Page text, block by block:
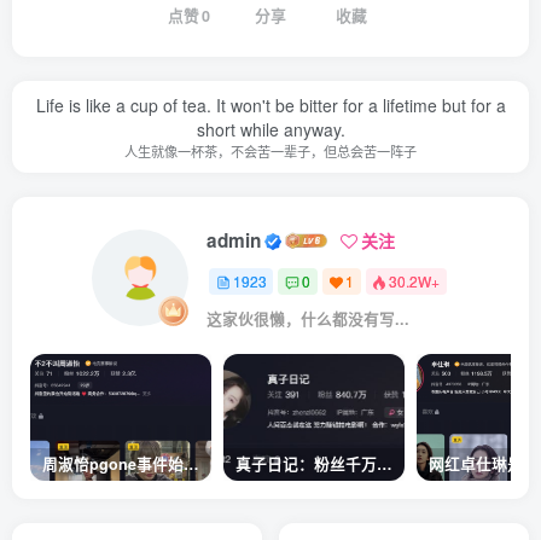
点赞0 分享 收藏
Life is like a cup of tea. It won't be bitter for a lifetime but for a
short while anyway.
人生就像一杯茶，不会苦一辈子，但总会苦一阵子
admin 关注
1923 0 1 30.2W+
这家伙很懒，什么都没有写...
周淑怡pgone事件始末，周淑怡现状 真子日记：粉丝千万的真子日记是最懂反转的网红吗？